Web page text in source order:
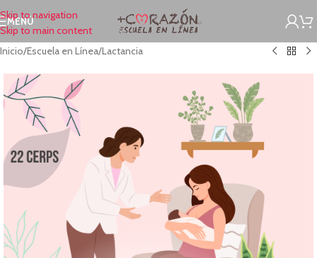
Skip to navigation
Skip to main content
MENÚ
Inicio/Escuela en Línea/Lactancia